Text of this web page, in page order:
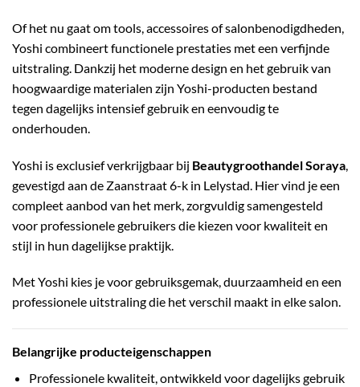
Of het nu gaat om tools, accessoires of salonbenodigdheden,
Yoshi combineert functionele prestaties met een verfijnde
uitstraling. Dankzij het moderne design en het gebruik van
hoogwaardige materialen zijn Yoshi-producten bestand
tegen dagelijks intensief gebruik en eenvoudig te
onderhouden.
Yoshi is exclusief verkrijgbaar bij Beautygroothandel Soraya
gevestigd aan de Zaanstraat 6-k in Lelystad. Hier vind je een
compleet aanbod van het merk, zorgvuldig samengesteld
voor professionele gebruikers die kiezen voor kwaliteit en
stijl in hun dagelijkse praktijk.
Met Yoshi kies je voor gebruiksgemak, duurzaamheid en een
professionele uitstraling die het verschil maakt in elke salon.
Belangrijke producteigenschappen
Professionele kwaliteit, ontwikkeld voor dagelijks gebruik